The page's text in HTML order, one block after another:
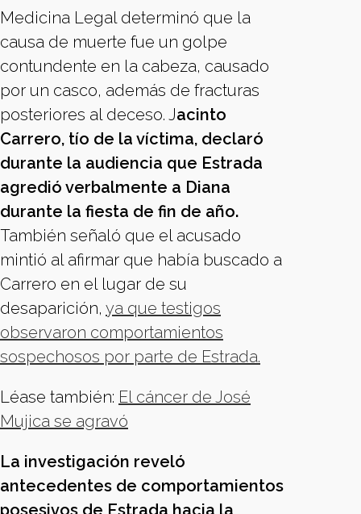
Medicina Legal determinó que la
causa de muerte fue un golpe
contundente en la cabeza, causado
por un casco, además de fracturas
posteriores al deceso. Jacinto
Carrero, tío de la víctima, declaró
durante la audiencia que Estrada
agredió verbalmente a Diana
durante la fiesta de fin de año.
También señaló que el acusado
mintió al afirmar que había buscado a
Carrero en el lugar de su
desaparición, ya que testigos
observaron comportamientos
sospechosos por parte de Estrada.
Léase también: El cáncer de José
Mujica se agravó
La investigación reveló
antecedentes de comportamientos
posesivos de Estrada hacia la